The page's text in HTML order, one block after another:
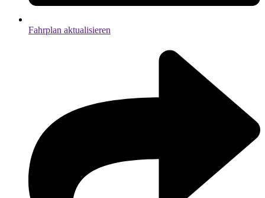
Fahrplan aktualisieren